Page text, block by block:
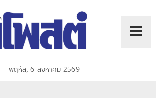
พฤหัส, 6 สิงหาคม 2569